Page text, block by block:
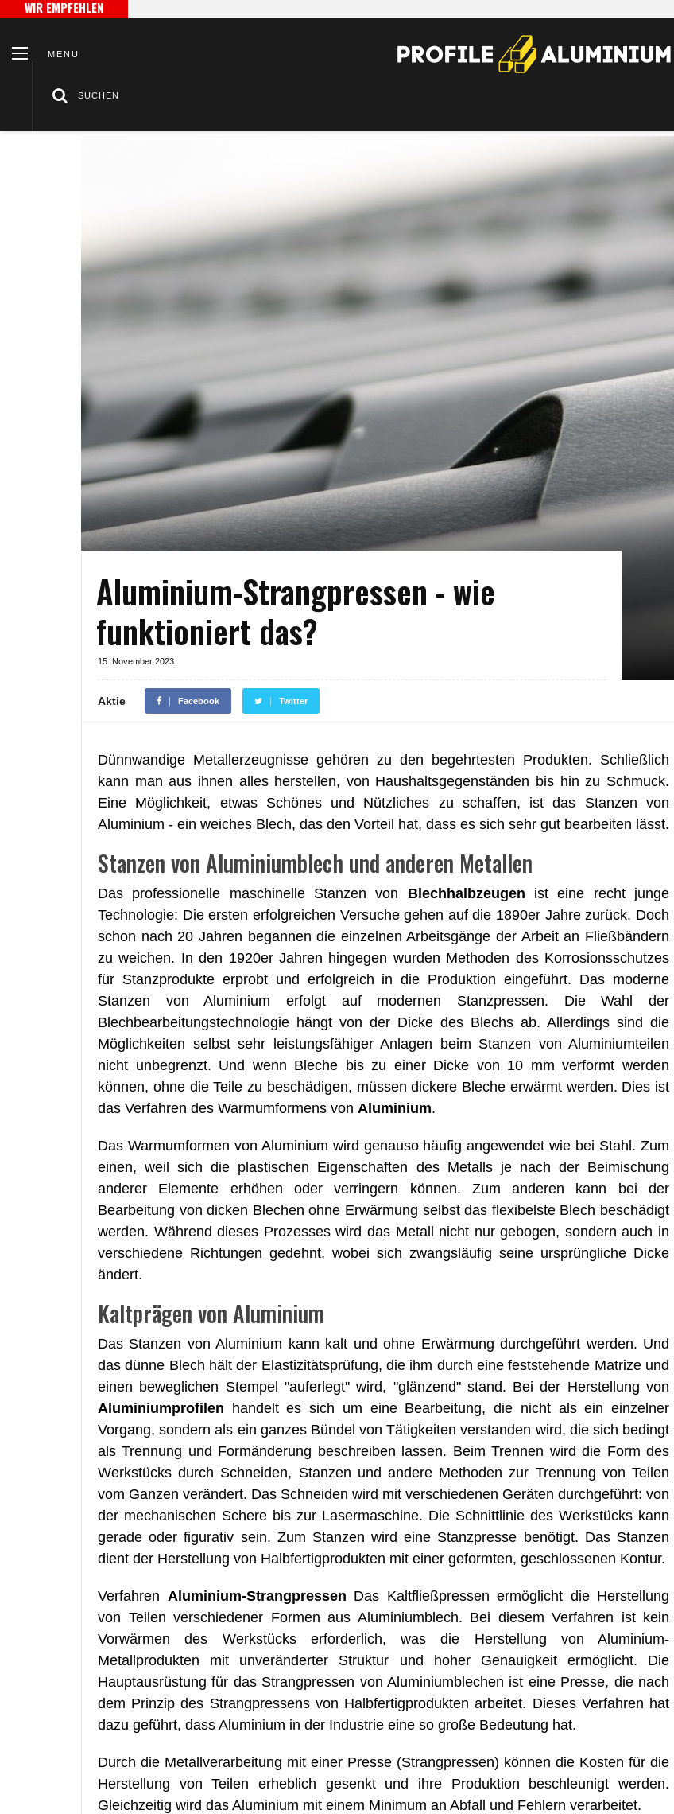
WIR EMPFEHLEN
MENU
SUCHEN
Aluminium-Strangpressen - wie
funktioniert das?
15. November 2023
Aktie Facebook Twitter
Dünnwandige Metallerzeugnisse gehören zu den begehrtesten Produkten. Schließlich
kann man aus ihnen alles herstellen, von Haushaltsgegenständen bis hin zu Schmuck.
Eine Möglichkeit, etwas Schönes und Nützliches zu schaffen, ist das Stanzen von
Aluminium - ein weiches Blech, das den Vorteil hat, dass es sich sehr gut bearbeiten lässt.
Stanzen von Aluminiumblech und anderen Metallen
Das professionelle maschinelle Stanzen von Blechhalbzeugen ist eine recht junge
Technologie: Die ersten erfolgreichen Versuche gehen auf die 1890er Jahre zurück. Doch
schon nach 20 Jahren begannen die einzelnen Arbeitsgänge der Arbeit an Fließbändern
zu weichen. In den 1920er Jahren hingegen wurden Methoden des Korrosionsschutzes
für Stanzprodukte erprobt und erfolgreich in die Produktion eingeführt. Das moderne
Stanzen von Aluminium erfolgt auf modernen Stanzpressen. Die Wahl der
Blechbearbeitungstechnologie hängt von der Dicke des Blechs ab. Allerdings sind die
Möglichkeiten selbst sehr leistungsfähiger Anlagen beim Stanzen von Aluminiumteilen
nicht unbegrenzt. Und wenn Bleche bis zu einer Dicke von 10 mm verformt werden
können, ohne die Teile zu beschädigen, müssen dickere Bleche erwärmt werden. Dies ist
das Verfahren des Warmumformens von Aluminium.
Das Warmumformen von Aluminium wird genauso häufig angewendet wie bei Stahl. Zum
einen, weil sich die plastischen Eigenschaften des Metalls je nach der Beimischung
anderer Elemente erhöhen oder verringern können. Zum anderen kann bei der
Bearbeitung von dicken Blechen ohne Erwärmung selbst das flexibelste Blech beschädigt
werden. Während dieses Prozesses wird das Metall nicht nur gebogen, sondern auch in
verschiedene Richtungen gedehnt, wobei sich zwangsläufig seine ursprüngliche Dicke
ändert.
Kaltprägen von Aluminium
Das Stanzen von Aluminium kann kalt und ohne Erwärmung durchgeführt werden. Und
das dünne Blech hält der Elastizitätsprüfung, die ihm durch eine feststehende Matrize und
einen beweglichen Stempel "auferlegt" wird, "glänzend" stand. Bei der Herstellung von
Aluminiumprofilen handelt es sich um eine Bearbeitung, die nicht als ein einzelner
Vorgang, sondern als ein ganzes Bündel von Tätigkeiten verstanden wird, die sich bedingt
als Trennung und Formänderung beschreiben lassen. Beim Trennen wird die Form des
Werkstücks durch Schneiden, Stanzen und andere Methoden zur Trennung von Teilen
vom Ganzen verändert. Das Schneiden wird mit verschiedenen Geräten durchgeführt: von
der mechanischen Schere bis zur Lasermaschine. Die Schnittlinie des Werkstücks kann
gerade oder figurativ sein. Zum Stanzen wird eine Stanzpresse benötigt. Das Stanzen
dient der Herstellung von Halbfertigprodukten mit einer geformten, geschlossenen Kontur.
Verfahren Aluminium-Strangpressen Das Kaltfließpressen ermöglicht die Herstellung
von Teilen verschiedener Formen aus Aluminiumblech. Bei diesem Verfahren ist kein
Vorwärmen des Werkstücks erforderlich, was die Herstellung von Aluminium-
Metallprodukten mit unveränderter Struktur und hoher Genauigkeit ermöglicht. Die
Hauptausrüstung für das Strangpressen von Aluminiumblechen ist eine Presse, die nach
dem Prinzip des Strangpressens von Halbfertigprodukten arbeitet. Dieses Verfahren hat
dazu geführt, dass Aluminium in der Industrie eine so große Bedeutung hat.
Durch die Metallverarbeitung mit einer Presse (Strangpressen) können die Kosten für die
Herstellung von Teilen erheblich gesenkt und ihre Produktion beschleunigt werden.
Gleichzeitig wird das Aluminium mit einem Minimum an Abfall und Fehlern verarbeitet.